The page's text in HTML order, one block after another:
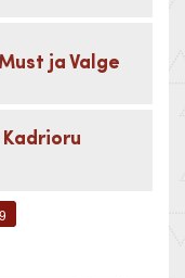
ja Valge
9